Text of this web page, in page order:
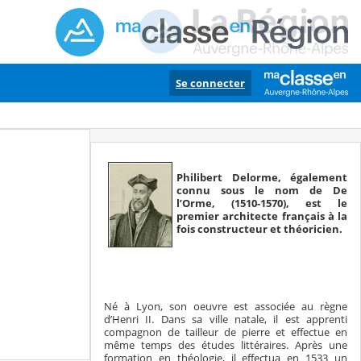
Se connecter
Philibert Delorme, également
connu sous le nom de De
l’Orme, (1510-1570), est le
premier architecte français à la
fois constructeur et théoricien.
Né à Lyon, son oeuvre est associée au règne
d’Henri II. Dans sa ville natale, il est apprenti
compagnon de tailleur de pierre et effectue en
même temps des études littéraires. Après une
formation en théologie, il effectua en 1533 un